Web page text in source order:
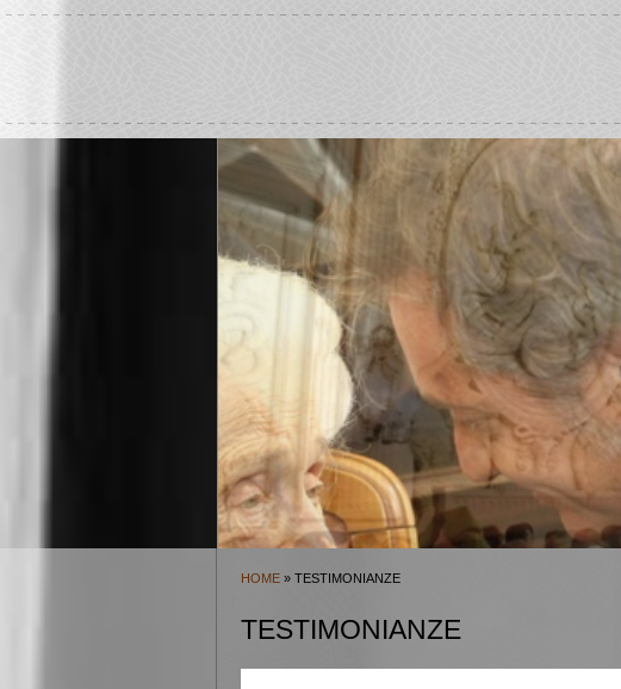
HOME » TESTIMONIANZE
TESTIMONIANZE